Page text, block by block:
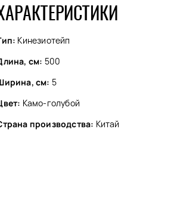
Кинезиотейп
см: 500
см: 5
Камо-голубой
производства: Китай